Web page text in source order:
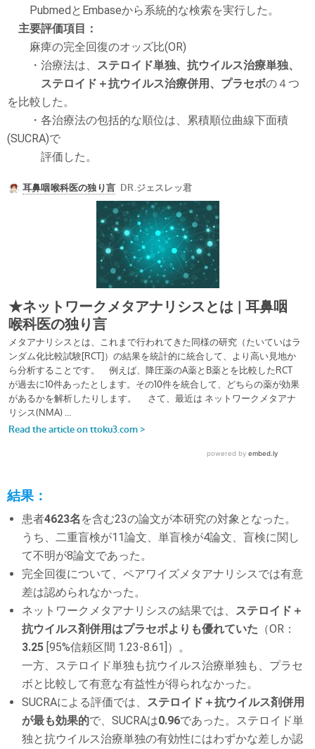
PubmedとEmbaseから系統的な検索を実行した。
主要評価項目：
麻痺の完全回復のオッズ比(OR)
・治療法は、 ステロイド単独、抗ウイルス治療単独、
ステロイド＋抗ウイルス治療併用、プラセボの４つ
を比較した。
・各治療法の包括的な順位は、累積順位曲線下面積
(SUCRA)で
評価した。
結果：
患者4623名 を含む23の論文が本研究の対象となった。
うち、二重盲検が11論文、単盲検が4論文、盲検に関し
て不明が8論文であった。
完全回復について、ペアワイズメタアナリシスでは有意
差は認められなかった。
ネットワークメタアナリシスの結果では、
ステロイド＋
抗ウイルス剤併用はプラセボよりも優れていた （OR：
3.25[95%信頼区間 1.23-8.61]）。
一方、ステロイド単独も抗ウイルス治療単独も、プラセ
ボと比較して有意な有益性が得られなかった。
SUCRAによる評価では、
ステロイド＋抗ウイルス剤併用
が最も効果的で、SUCRAは0.96であった。ステロイド単
独と抗ウイルス治療単独の有効性にはわずかな差しか認